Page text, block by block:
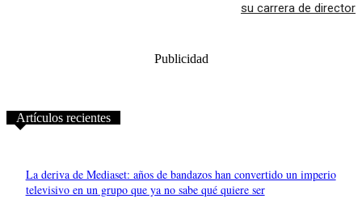
su carrera de director
Publicidad
Artículos recientes
La deriva de Mediaset: años de bandazos han convertido un imperio
televisivo en un grupo que ya no sabe qué quiere ser